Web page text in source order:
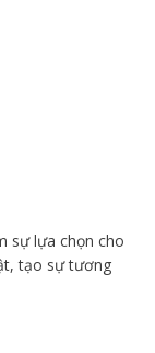
sự lựa chọn cho
tạo sự tương